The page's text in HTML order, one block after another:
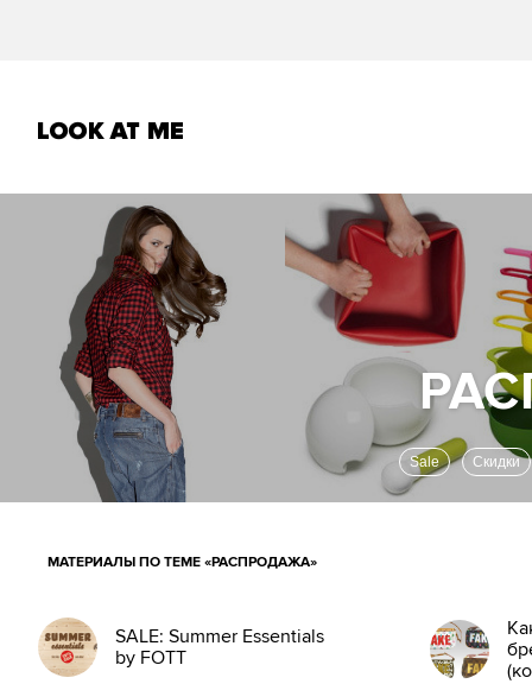
Sale Скидки
МАТЕРИАЛЫ ПО ТЕМЕ «РАСПРОДАЖА»
SALE: Summer Essentials
by FOTT